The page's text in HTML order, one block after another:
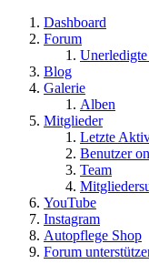
Dashboard
Forum
Blog
Galerie
Alben
Mitglieder
Letzte
Benutzer
Team
YouTube
Instagram
Autopflege Shop
Forum